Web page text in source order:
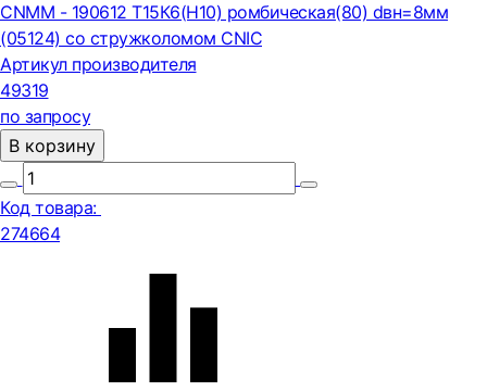
CNMM - 190612 Т15К6(Н10) ромбическая(80) dвн=8мм
(05124) со стружколомом CNIC
Артикул производителя
49319
по запросу
В корзину
Код товара:
274664